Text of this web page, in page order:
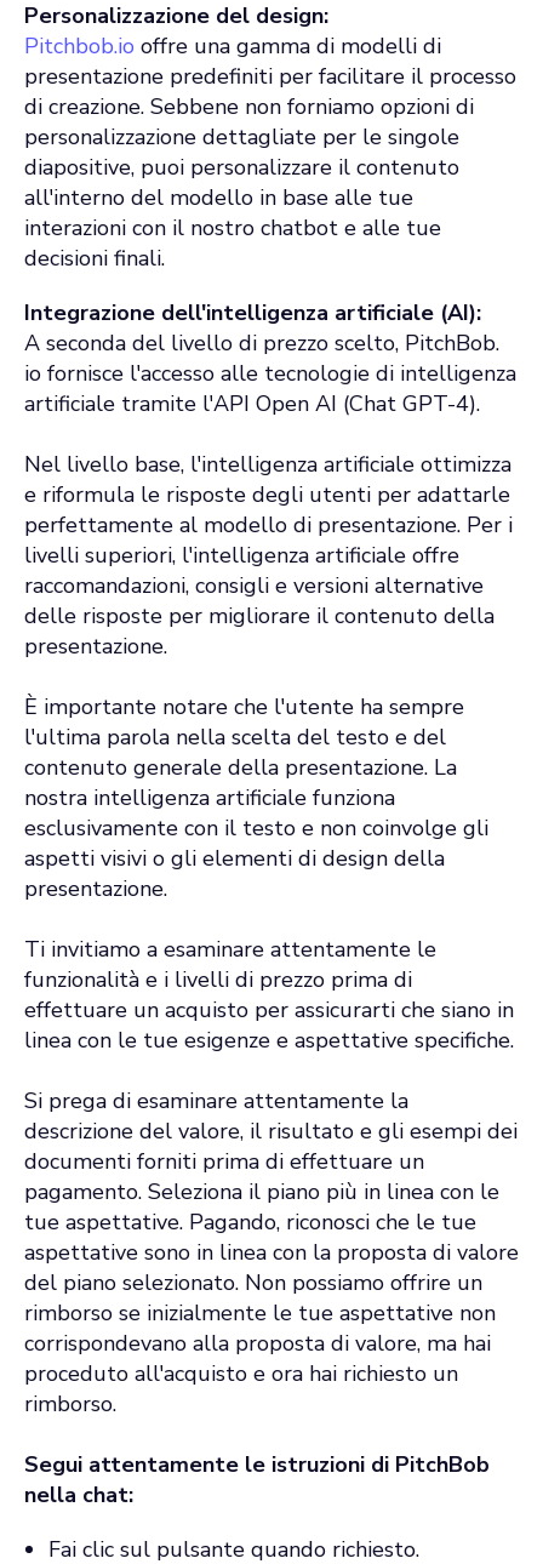
Personalizzazione del design:
Pitchbob.io offre una gamma di modelli di
presentazione predefiniti per facilitare il processo
di creazione. Sebbene non forniamo opzioni di
personalizzazione dettagliate per le singole
diapositive, puoi personalizzare il contenuto
all'interno del modello in base alle tue
interazioni con il nostro chatbot e alle tue
decisioni finali.
Integrazione dell'intelligenza artificiale (AI):
A seconda del livello di prezzo scelto, PitchBob.
io fornisce l'accesso alle tecnologie di intelligenza
artificiale tramite l'API Open AI (Chat GPT-4).
Nel livello base, l'intelligenza artificiale ottimizza
e riformula le risposte degli utenti per adattarle
perfettamente al modello di presentazione. Per i
livelli superiori, l'intelligenza artificiale offre
raccomandazioni, consigli e versioni alternative
delle risposte per migliorare il contenuto della
presentazione.
È importante notare che l'utente ha sempre
l'ultima parola nella scelta del testo e del
contenuto generale della presentazione. La
nostra intelligenza artificiale funziona
esclusivamente con il testo e non coinvolge gli
aspetti visivi o gli elementi di design della
presentazione.
Ti invitiamo a esaminare attentamente le
funzionalità e i livelli di prezzo prima di
effettuare un acquisto per assicurarti che siano in
linea con le tue esigenze e aspettative specifiche.
Si prega di esaminare attentamente la
descrizione del valore, il risultato e gli esempi dei
documenti forniti prima di effettuare un
pagamento. Seleziona il piano più in linea con le
tue aspettative. Pagando, riconosci che le tue
aspettative sono in linea con la proposta di valore
del piano selezionato. Non possiamo offrire un
rimborso se inizialmente le tue aspettative non
corrispondevano alla proposta di valore, ma hai
proceduto all'acquisto e ora hai richiesto un
rimborso.
Segui attentamente le istruzioni di PitchBob
nella chat:
Fai clic sul pulsante quando richiesto.